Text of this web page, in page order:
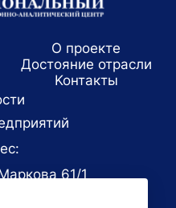
О проекте
Достояние отрасли
Koнтaкты
61/1